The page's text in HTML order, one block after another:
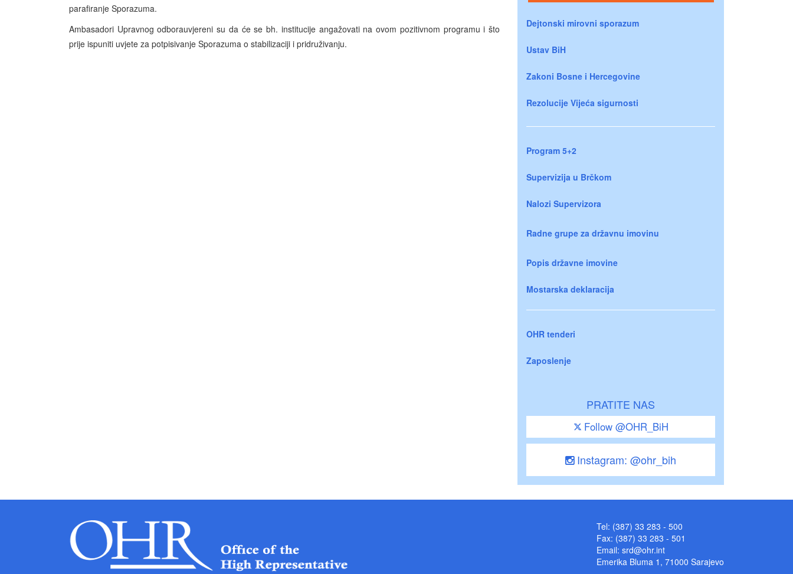
parafiranje Sporazuma.
Ambasadori Upravnog odborauvjereni su da će se bh. institucije angažovati na ovom pozitivnom programu i što
prije ispuniti uvjete za potpisivanje Sporazuma o stabilizaciji i pridruživanju.
Dejtonski mirovni sporazum
Ustav BiH
Zakoni Bosne i Hercegovine
Rezolucije Vijeća sigurnosti
Program 5+2
Supervizija u Brčkom
Nalozi Supervizora
Radne grupe za državnu imovinu
Popis državne imovine
Mostarska deklaracija
OHR tenderi
Zaposlenje
PRATITE NAS
Follow @OHR_BiH
Instagram: @ohr_bih
Tel: (387) 33 283 - 500
Fax: (387) 33 283 - 501
Email: srd@ohr.int
Emerika Bluma 1, 71000 Sarajevo